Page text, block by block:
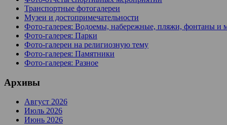
Транспортные фотогалереи
Музеи и достопримечательности
Фото-галерея: Водоемы, набережные, пляжи, фонтаны и
Фото-галерея: Парки
Фото-галереи на религиозную тему
Фото-галерея: Памятники
Фото-галерея: Разное
Архивы
Август 2026
Июль 2026
Июнь 2026